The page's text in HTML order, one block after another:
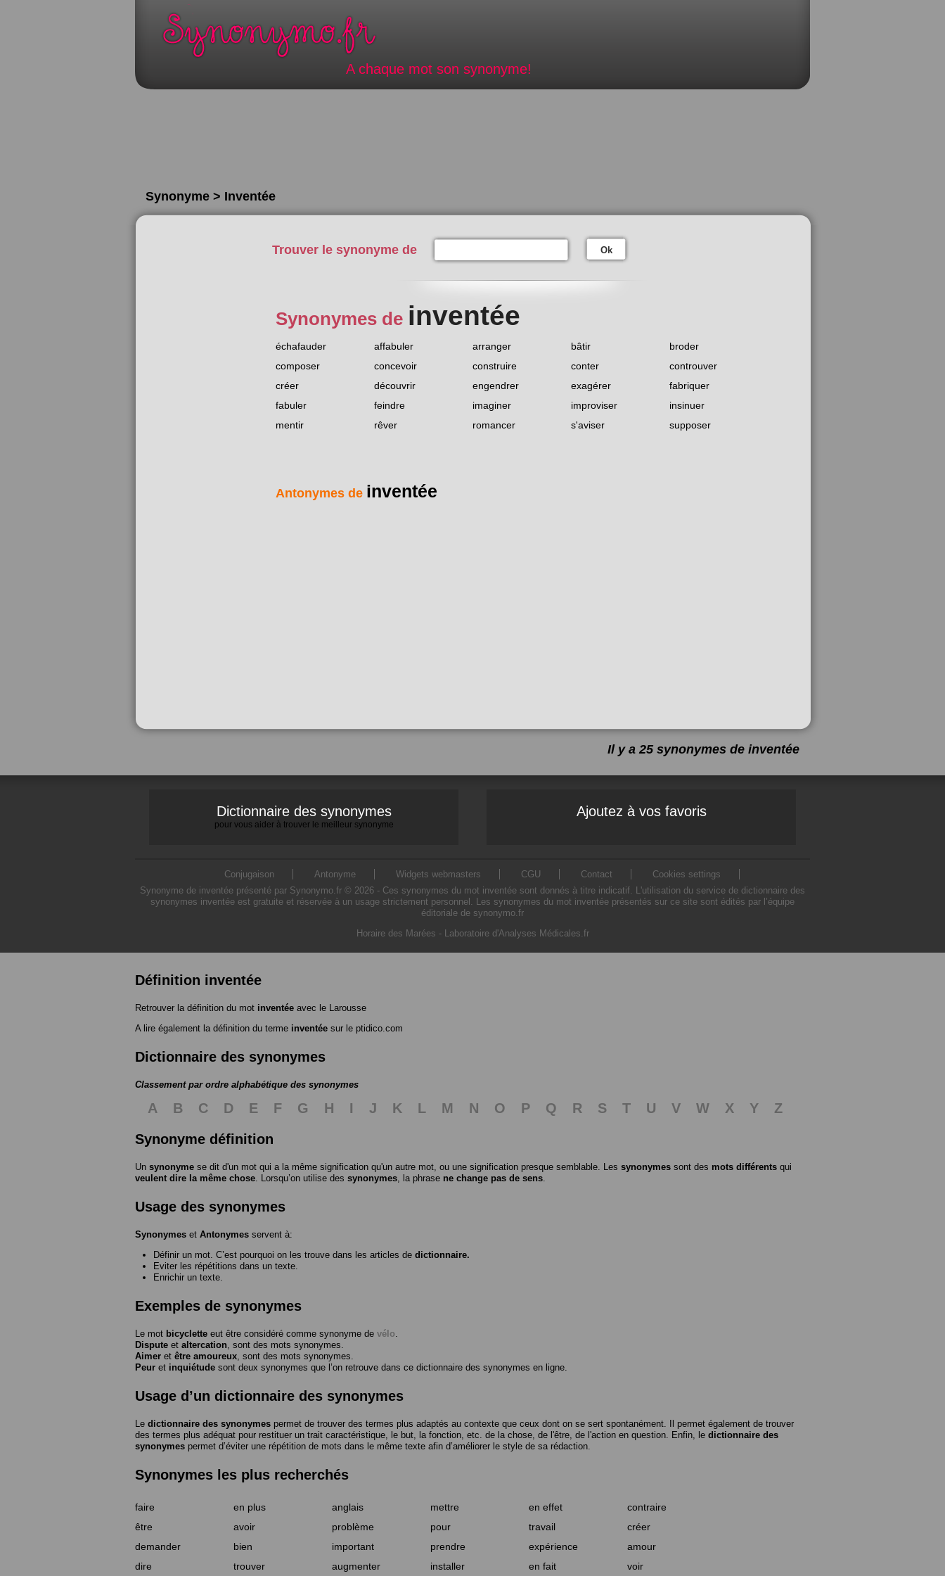
A chaque mot son synonyme!
Synonyme > Inventée
Trouver le synonyme de Ok
Synonymes de inventée
échafauder affabuler arranger bâtir
broder
composer
concevoir construire conter
controuver
créer
découvrir engendrer exagérer
fabriquer
fabuler
feindre imaginer improviser
insinuer
mentir
rêver romancer s'aviser supposer
Antonymes de inventée
Il y a 25 synonymes de inventée
Dictionnaire des synonymes
pour vous aider à trouver le meilleur synonyme
Ajoutez à vos favoris
Conjugaison Antonyme Widgets webmasters CGU Contact
Cookies settings
Synonyme de inventée présenté par Synonymo.fr © 2026 - Ces synonymes du mot inventée sont donnés à titre indicatif. L'utilisation du service de dictionnaire des
synonymes inventée est gratuite et réservée à un usage strictement personnel. Les synonymes du mot inventée présentés sur ce site sont édités par l’équipe
éditoriale de synonymo.fr
Horaire des Marées - Laboratoire d'Analyses Médicales.fr
Définition inventée
Retrouver la définition du mot inventée avec le Larousse
A lire également la définition du terme inventée sur le ptidico.com
Dictionnaire des synonymes
Classement par ordre alphabétique des synonymes
A B C D E F G H I J K L M N O P Q R S T U V W X Y
Z
Synonyme définition
Un synonyme se dit d'un mot qui a la même signification qu'un autre mot, ou une signification presque semblable. Les synonymes sont des mots différents qui
veulent dire la même chose . Lorsqu’on utilise des synonymes , la phrase ne change pas de sens
Usage des synonymes
Synonymes et Antonymes servent à:
Définir un mot. C’est pourquoi on les trouve dans les articles de dictionnaire.
Eviter les répétitions dans un texte.
Enrichir un texte.
Exemples de synonymes
Le mot bicyclette eut être considéré comme synonyme de vélo
Dispute et altercation , sont des mots synonymes.
Aimer et être amoureux , sont des mots synonymes.
Peur et inquiétude sont deux synonymes que l’on retrouve dans ce dictionnaire des synonymes en ligne.
Usage d’un dictionnaire des synonymes
Le dictionnaire des synonymes permet de trouver des termes plus adaptés au contexte que ceux dont on se sert spontanément. Il permet également de trouver
des termes plus adéquat pour restituer un trait caractéristique, le but, la fonction, etc. de la chose, de l'être, de l'action en question. Enfin, le dictionnaire des
synonymes permet d’éviter une répétition de mots dans le même texte afin d’améliorer le style de sa rédaction.
Synonymes les plus recherchés
faire en plus anglais mettre en effet
contraire
être
avoir problème pour travail
créer
demander
bien important prendre expérience
amour
dire
trouver augmenter installer en fait voir